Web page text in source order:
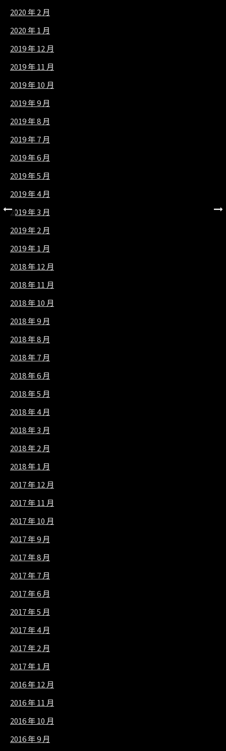
2020 年 2 月
2020 年 1 月
2019 年 12 月
2019 年 11 月
2019 年 10 月
2019 年 9 月
2019 年 8 月
2019 年 7 月
2019 年 6 月
2019 年 5 月
2019 年 4 月
2019 年 3 月
2019 年 2 月
2019 年 1 月
2018 年 12 月
2018 年 11 月
2018 年 10 月
2018 年 9 月
2018 年 8 月
2018 年 7 月
2018 年 6 月
2018 年 5 月
2018 年 4 月
2018 年 3 月
2018 年 2 月
2018 年 1 月
2017 年 12 月
2017 年 11 月
2017 年 10 月
2017 年 9 月
2017 年 8 月
2017 年 7 月
2017 年 6 月
2017 年 5 月
2017 年 4 月
2017 年 2 月
2017 年 1 月
2016 年 12 月
2016 年 11 月
2016 年 10 月
2016 年 9 月